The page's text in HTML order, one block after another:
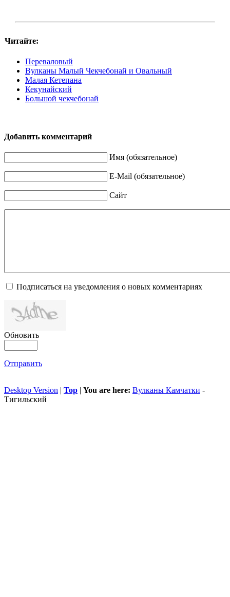
Читайте:
Переваловый
Вулканы Малый Чекчебонай и Овальный
Малая Кетепана
Кекунайский
Большой чекчебонай
Добавить комментарий
Имя (обязательное)
E-Mail (обязательное)
Сайт
Подписаться на уведомления о новых комментариях
Обновить
Отправить
Desktop Version | Top | You are here: Вулканы Камчатки -
Тигильский